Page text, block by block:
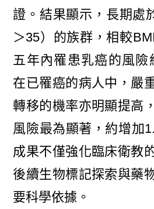
證。結果顯示，長期處
＞35）的族群，相較
五年內罹患乳癌的風險
在已罹癌的病人中，嚴
轉移的機率亦明顯提高
風險最為顯著，約增加
成果不僅強化臨床衛教
後續生物標記探索與藥
要科學依據。